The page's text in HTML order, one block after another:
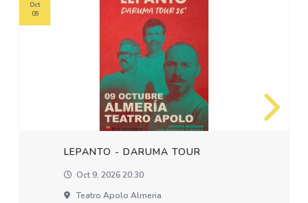
LEPANTO - DARUMA TOUR
Oct 9, 2026 20:30
Teatro Apolo Almeria
Oct
09